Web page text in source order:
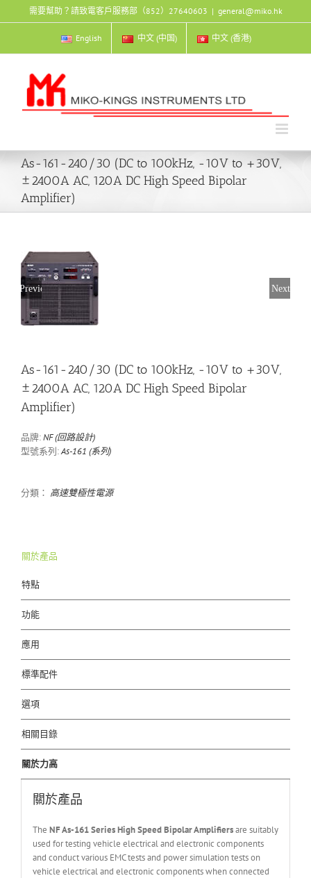
to
需要幫助？請致電客戶服務部（852）27640603 | general@miko.hk
English 中文 (中国) 中文 (香港)
As-161-240/30 (DC to 100kHz, -10V to +30V,
±2400A AC, 120A DC High Speed Bipolar
Amplifier)
Previous Next
As-161-240/30 (DC to 100kHz, -10V to +30V,
±2400A AC, 120A DC High Speed Bipolar
Amplifier)
品牌:NF (回路設計)
型號系列:As-161 (系列)
分類： 高速雙極性電源
關於產品
特點
功能
應用
標準配件
選項
相關目錄
關於力高
關於產品
The NF As-161 Series High Speed Bipolar Amplifiersare suitably
used for testing vehicle electrical and electronic components
and conduct various EMC tests and power simulation tests on
vehicle electrical and electronic components when connected